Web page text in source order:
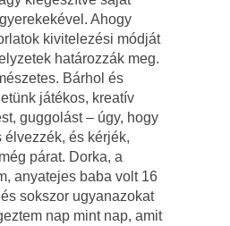
Ahogy
kivitelezési módját
határozzák meg.
Bárhol és
játékos, kreatív
guggolást– úgy, hogy
élvezzék, és kérjék,
párat. Dorka, a
anyatejes baba volt 16
sokszor ugyanazokat
nap mint nap, amit